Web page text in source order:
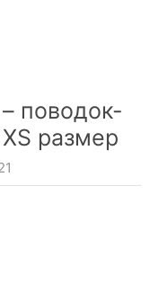
поводок-
XS размер